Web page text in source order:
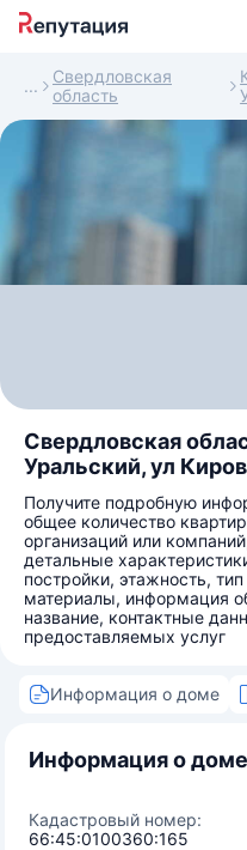
Свердловская
область
Свердловская
Уральский, ул
Получите подробную
общее количество
организаций или
детальные
постройки, этажность,
материалы, информация
название, контактные
предоставляемых услуг
Информация о доме
Информация о доме
Кадастровый номер:
66:45:0100360:165